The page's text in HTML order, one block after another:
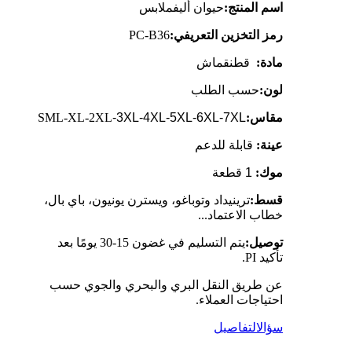
اسم المنتج:حيوان أليفملابس
رمز التخزين التعريفي:PC-B36
مادة: قطنقماش
لون:حسب الطلب
مقاس: SML-XL-2XL-3XL-4XL-5XL-6XL-7XL
عينة: قابلة للدعم
موك: 1 قطعة
قسط:ترينيداد وتوباغو، ويسترن يونيون، باي بال،
خطاب الاعتماد...
توصيل:
يتم التسليم في غضون 15-30 يومًا بعد
تأكيد PI.
عن طريق النقل البري والبحري والجوي حسب
احتياجات العملاء.
سؤالالتفاصيل